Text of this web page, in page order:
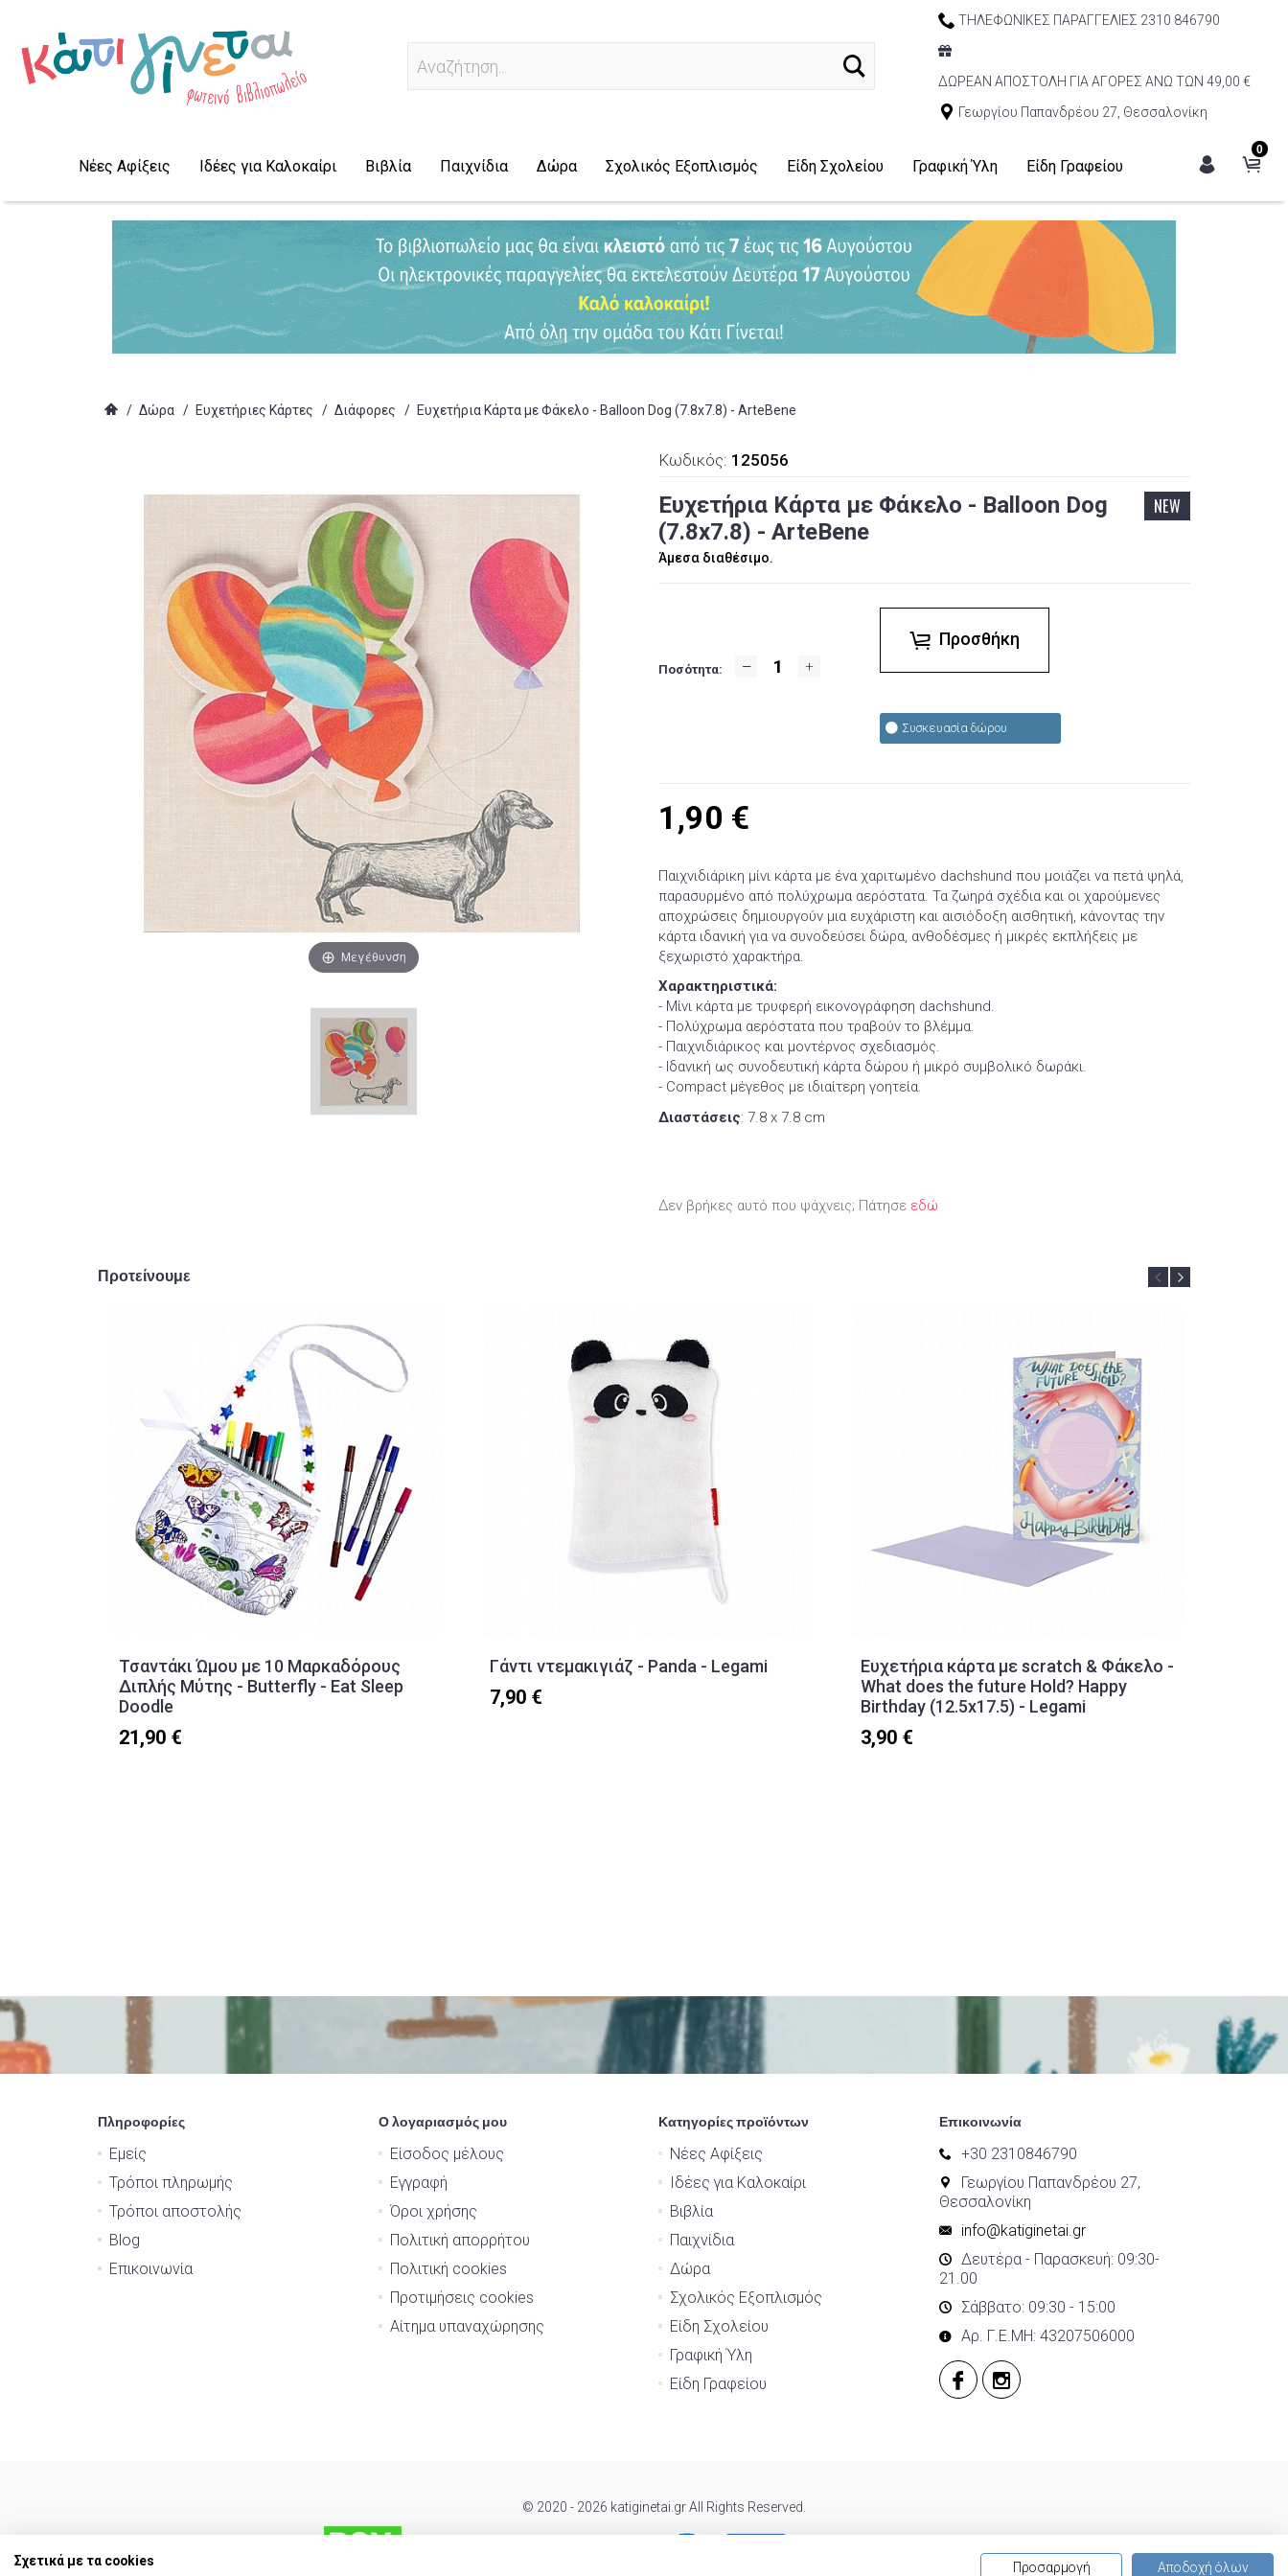
Ψά
ΤΗΛΕΦΩΝΙΚΕΣ ΠΑΡΑΓΓΕΛΙΕΣ 2310 846790
ΔΩΡΕΑΝ ΑΠΟΣΤΟΛΗ ΓΙΑ ΑΓΟΡΕΣ ΑΝΩ ΤΩΝ 49,00 €
Γεωργίου Παπανδρέου 27, Θεσσαλονίκη
0
Νέες Αφίξεις Ιδέες για Καλοκαίρι Βιβλία Παιχνίδια Δώρα Σχολικός Εξοπλισμός Είδη Σχολείου Γραφική Ύλη Είδη Γραφείου
/ Δώρα / Ευχετήριες Κάρτες / Διάφορες / Ευχετήρια Κάρτα με Φάκελο - Balloon Dog (7.8x7.8) - ArteBene
Μεγέθυνση
Κωδικός: 125056
Ευχετήρια Κάρτα με Φάκελο - Balloon Dog
(7.8x7.8) - ArteBene
NEW
Άμεσα διαθέσιμο.
Ποσότητα:
Προσθήκη
Συσκευασία δώρου
1,90 €
Παιχνιδιάρικη μίνι κάρτα με ένα χαριτωμένο dachshund που μοιάζει να πετά ψηλά,
παρασυρμένο από πολύχρωμα αερόστατα. Τα ζωηρά σχέδια και οι χαρούμενες
αποχρώσεις δημιουργούν μια ευχάριστη και αισιόδοξη αισθητική, κάνοντας την
κάρτα ιδανική για να συνοδεύσει δώρα, ανθοδέσμες ή μικρές εκπλήξεις με
ξεχωριστό χαρακτήρα.
Χαρακτηριστικά:
- Μίνι κάρτα με τρυφερή εικονογράφηση dachshund.
- Πολύχρωμα αερόστατα που τραβούν το βλέμμα.
- Παιχνιδιάρικος και μοντέρνος σχεδιασμός.
- Ιδανική ως συνοδευτική κάρτα δώρου ή μικρό συμβολικό δωράκι.
- Compact μέγεθος με ιδιαίτερη γοητεία.
Διαστάσεις: 7.8 x 7.8 cm
Δεν βρήκες αυτό που ψάχνεις; Πάτησε εδώ
Προτείνουμε
Τσαντάκι Ώμου με 10 Μαρκαδόρους
Διπλής Μύτης - Butterfly - Eat Sleep
Doodle
21,90 €
Γάντι ντεμακιγιάζ - Panda - Legami
7,90 €
Ευχετήρια κάρτα με scratch & Φάκελο -
What does the future Hold? Happy
Birthday (12.5x17.5) - Legami
3,90 €
Πληροφορίες
Εμείς
Τρόποι πληρωμής
Τρόποι αποστολής
Blog
Επικοινωνία
Ο λογαριασμός μου
Είσοδος μέλους
Εγγραφή
Όροι χρήσης
Πολιτική απορρήτου
Πολιτική cookies
Προτιμήσεις cookies
Αίτημα υπαναχώρησης
Κατηγορίες προϊόντων
Νέες Αφίξεις
Ιδέες για Καλοκαίρι
Βιβλία
Παιχνίδια
Δώρα
Σχολικός Εξοπλισμός
Είδη Σχολείου
Γραφική Ύλη
Είδη Γραφείου
Επικοινωνία
+30 2310846790
Γεωργίου Παπανδρέου 27,
Θεσσαλονίκη
info@katiginetai.gr
Δευτέρα - Παρασκευή: 09:30-
21.00
Σάββατο: 09:30 - 15:00
Αρ. Γ.Ε.ΜΗ: 43207506000
© 2020 - 2026 katiginetai.gr All Rights Reserved.
Σχετικά με τα cookies Προσαρμογή Αποδοχή όλων